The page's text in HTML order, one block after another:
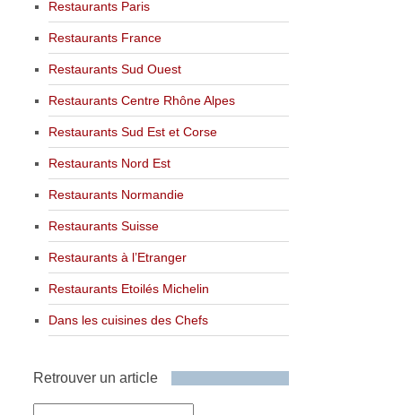
Restaurants Paris
Restaurants France
Restaurants Sud Ouest
Restaurants Centre Rhône Alpes
Restaurants Sud Est et Corse
Restaurants Nord Est
Restaurants Normandie
Restaurants Suisse
Restaurants à l’Etranger
Restaurants Etoilés Michelin
Dans les cuisines des Chefs
Retrouver un article